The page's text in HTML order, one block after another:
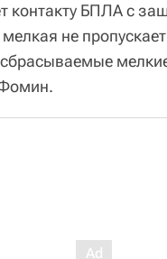
контакту БПЛА с
не